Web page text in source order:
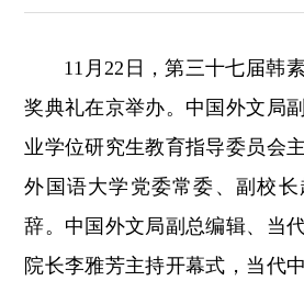
11月22日，第三十七届韩
奖典礼在京举办。中国外文局
业学位研究生教育指导委员会
外国语大学党委常委、副校
辞。中国外文局副总编辑、当
院长李雅芳主持开幕式， 当代